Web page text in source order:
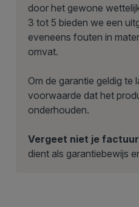
door het gewone
3 tot 5 bieden we een
eveneens fouten in
omvat.
Om de garantie geldig te
voorwaarde dat het
onderhouden.
Vergeet niet je
dient als garantiebewijs